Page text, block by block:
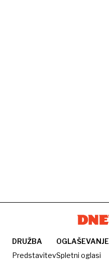
DRUŽBA
Predstavitev
OGLAŠEVANJE
Spletni oglasi